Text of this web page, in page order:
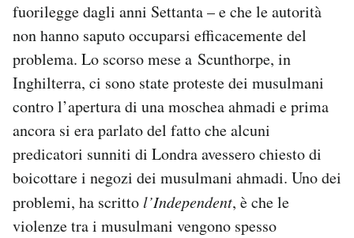
fuorilegge dagli anni Settanta – e che le autorità
non hanno saputo occuparsi efficacemente del
problema. Lo scorso mese a Scunthorpe, in
Inghilterra, ci sono state proteste dei musulmani
contro l’apertura di una moschea ahmadi e prima
ancora si era parlato del fatto che alcuni
predicatori sunniti di Londra avessero chiesto di
boicottare i negozi dei musulmani ahmadi. Uno dei
problemi, ha scrittol’Independent, è che le
violenze tra i musulmani vengono spesso